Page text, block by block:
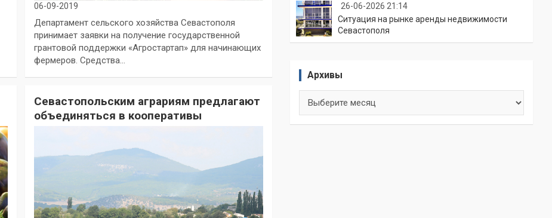
06-09-2019
Департамент сельского хозяйства Севастополя
принимает заявки на получение государственной
грантовой поддержки «Агростартап» для начинающих
фермеров. Средства…
Севастопольским аграриям предлагают
объединяться в кооперативы
26-06-2026 21:14
Ситуация на рынке аренды недвижимости
Севастополя
Архивы